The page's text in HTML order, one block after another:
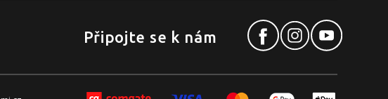
Připojte se k nám